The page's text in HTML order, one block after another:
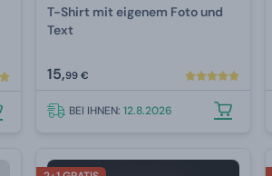
T-Shirt mit eigenem Foto und
Text
15,99 €
BEI IHNEN: 12.8.2026